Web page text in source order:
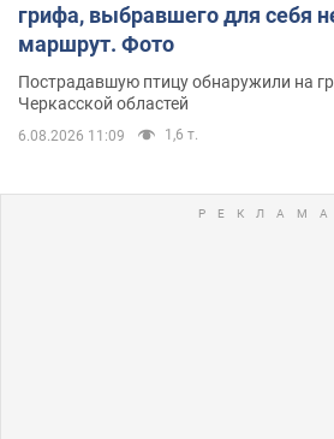
грифа, выбравшего для себя
маршрут. Фото
Пострадавшую птицу обнаружили на
Черкасской областей
6.08.2026 11:09 1,6 т.